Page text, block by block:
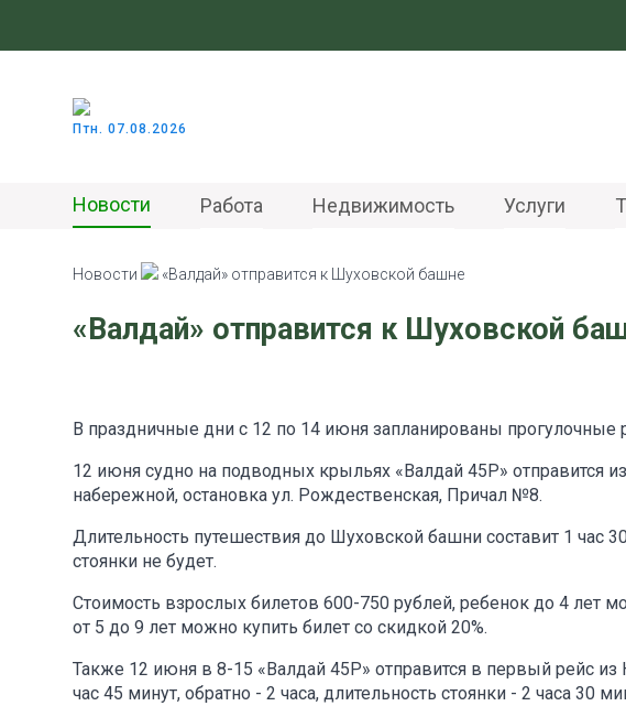
Птн. 07.08.2026
Новости Работа Недвижимость Услуги
Новости «Валдай» отправится к Шуховской башне
«Валдай» отправится к Шуховской
В праздничные дни с 12 по 14 июня запланированы
12 июня судно на подводных крыльях «Валдай 45Р» отправится
набережной, остановка ул. Рождественская, Причал №8.
Длительность путешествия до Шуховской башни составит 1 час
стоянки не будет.
Стоимость взрослых билетов 600-750 рублей, ребенок до 4 лет
от 5 до 9 лет можно купить билет со скидкой 20%.
Также 12 июня в 8-15 «Валдай 45Р» отправится в первый рейс
час 45 минут, обратно - 2 часа, длительность стоянки - 2 часа 30